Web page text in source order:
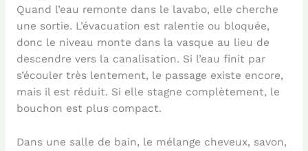
Quand l’eau remonte dans le lavabo, elle cherche
une sortie. L’évacuation est ralentie ou bloquée,
donc le niveau monte dans la vasque au lieu de
descendre vers la canalisation. Si l’eau finit par
s’écouler très lentement, le passage existe encore,
mais il est réduit. Si elle stagne complètement, le
bouchon est plus compact.
Dans une salle de bain, le mélange cheveux, savon,